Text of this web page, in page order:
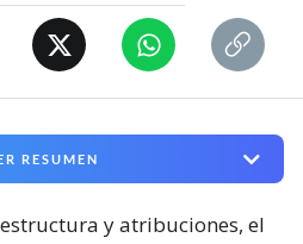
RESUMEN
y atribuciones, el